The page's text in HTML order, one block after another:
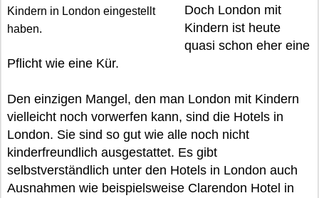
Kindern in London eingestellt
haben.
Doch London mit
Kindern ist heute
quasi schon eher eine
Pflicht wie eine Kür.
Den einzigen Mangel, den man London mit Kindern
vielleicht noch vorwerfen kann, sind die Hotels in
London. Sie sind so gut wie alle noch nicht
kinderfreundlich ausgestattet. Es gibt
selbstverständlich unter den Hotels in London auch
Ausnahmen wie beispielsweise Clarendon Hotel in